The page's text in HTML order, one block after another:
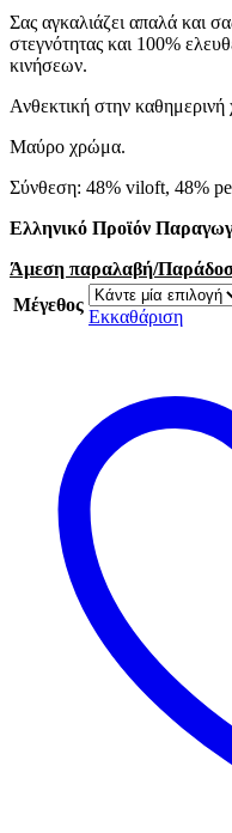
Σας αγκαλιάζει απαλά και
στεγνότητας και 100%
κινήσεων.
Ανθεκτική στην
Μαύρο χρώμα.
Σύνθεση: 48% viloft, 48%
Ελληνικό Προϊόν
Άμεση παραλαβή/
Μέγεθος
Εκκαθάριση